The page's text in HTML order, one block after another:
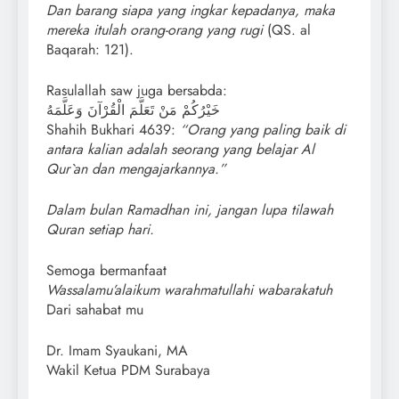
Dan barang siapa yang ingkar kepadanya, maka
mereka itulah orang-orang yang rugi(QS. al
Baqarah: 121).
Rasulallah saw juga bersabda:
خَيْرُكُمْ مَنْ تَعَلَّمَ الْقُرْآنَ وَعَلَّمَهُ
Shahih Bukhari 4639: “Orang yang paling baik di
antara kalian adalah seorang yang belajar Al
Qur`an dan mengajarkannya.”
Dalam bulan Ramadhan ini, jangan lupa tilawah
Quran setiap hari.
Semoga bermanfaat
Wassalamu’alaikum warahmatullahi wabarakatuh
Dari sahabat mu
Dr. Imam Syaukani, MA
Wakil Ketua PDM Surabaya